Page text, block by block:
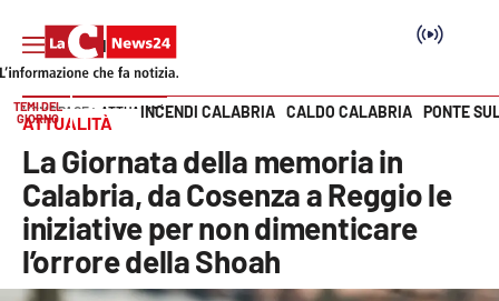
SEZIONI
Cronaca
Politica
Vai
TEMI DEL
GIORNO
INCENDI CALABRIA CALDO CALABRIA PONTE
HOME PAGE ATTUALITÀ
ATTUALITÀ
La Giornata della memoria in
Calabria, da Cosenza a Reggio le
iniziative per non dimenticare
l’orrore della Shoah